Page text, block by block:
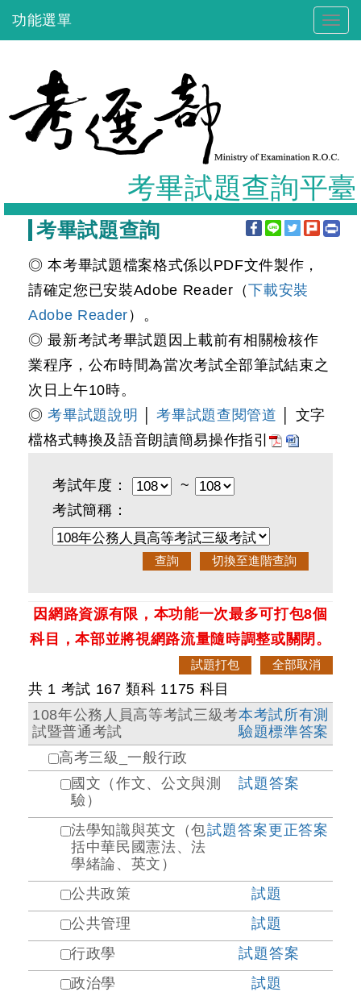
容
功能選單
考畢試題查詢平臺
考畢試題查詢
◎ 本考畢試題檔案格式係以PDF文件製作，
請確定您已安裝Adobe Reader（下載安裝
Adobe Reader ）。
◎ 最新考試考畢試題因上載前有相關檢核作
業程序，公布時間為當次考試全部筆試結束之
次日上午10時。
◎考畢試題說明 │考畢試題查閱管道 │ 文字
檔格式轉換及語音朗讀簡易操作指引
考試年度：
~
考試簡稱：
因網路資源有限，本功能一次最多可打包8個
科目，本部並將視網路流量隨時調整或關閉。
共 1 考試 167 類科 1175 科目
108年公務人員高等考試三級考
試暨普通考試
本考試所有測
驗題標準答案
高考三級_一般行政
國文（作文、公文與測
驗）
試題答案
法學知識與英文（包
括中華民國憲法、法
學緒論、英文）
試題答案更正答案
公共政策
試題
公共管理
試題
行政學
試題答案
政治學
試題